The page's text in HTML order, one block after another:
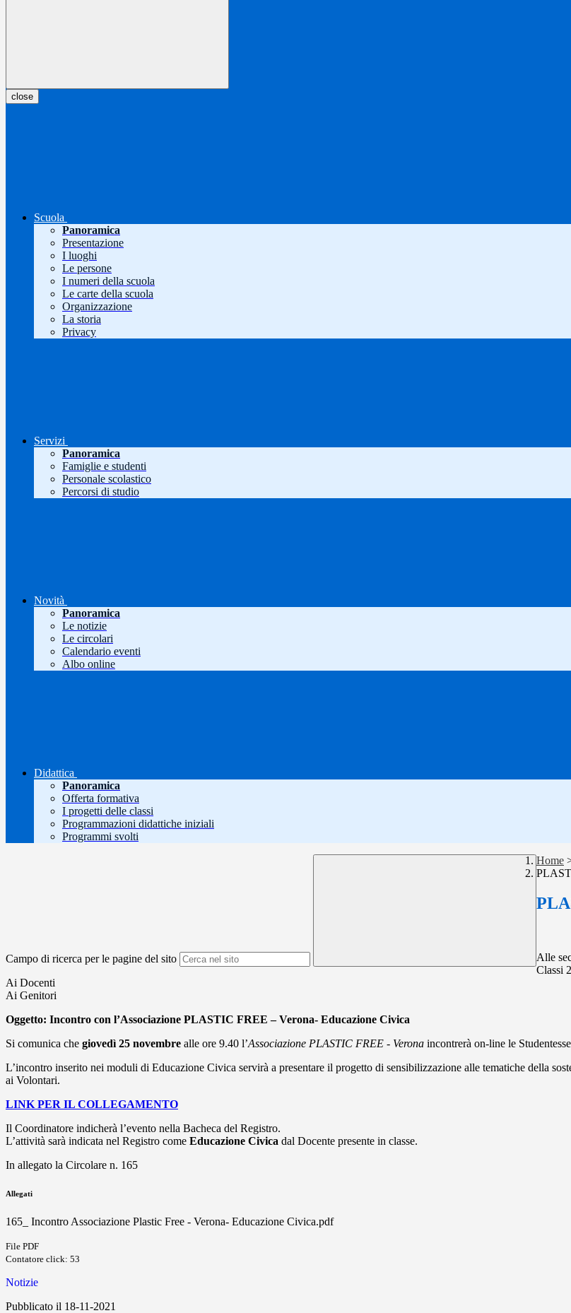
close
Scuola
Panoramica
Presentazione
I luoghi
Le persone
I numeri della scuola
Le carte della scuola
Organizzazione
La storia
Privacy
Servizi
Panoramica
Famiglie e studenti
Personale scolastico
Percorsi di studio
Novità
Panoramica
Le notizie
Le circolari
Calendario eventi
Albo online
Didattica
Panoramica
Offerta formativa
I progetti delle classi
Programmazioni didattiche iniziali
Programmi svolti
Campo di ricerca per le pagine del sito
Home
Alle
Classi
Ai Docenti
Ai Genitori
Oggetto: Incontro con l’Associazione PLASTIC FREE – Verona- Educazione Civica
Si comunica che giovedì 25 novembre alle ore 9.40 l’Associazione PLASTIC FREE - Verona incontrerà on-line le
L’incontro inserito nei moduli di Educazione Civica servirà a presentare il progetto di sensibilizzazione alle tematiche della
ai Volontari.
LINK PER IL COLLEGAMENTO
Il Coordinatore indicherà l’evento nella Bacheca del Registro.
L’attività sarà indicata nel Registro come Educazione Civica dal Docente presente in classe.
In allegato la Circolare n. 165
Allegati
165_ Incontro Associazione Plastic Free - Verona- Educazione Civica.pdf
File PDF
Contatore click: 53
Notizie
Pubblicato il 18-11-2021